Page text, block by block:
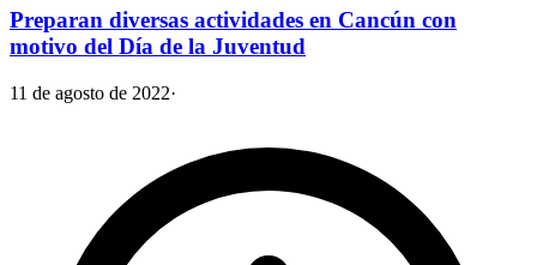
Preparan diversas actividades en Cancún con
motivo del Día de la Juventud
11 de agosto de 2022·